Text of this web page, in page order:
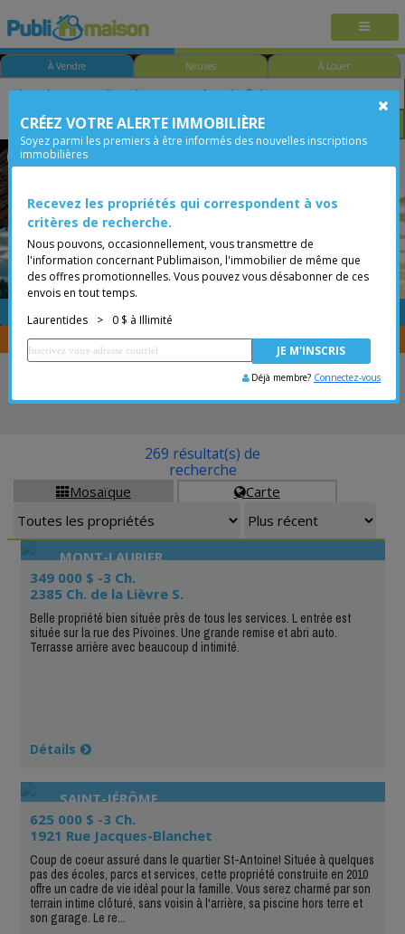
À Vendre Neuves À Louer
Chambre Prix
Lachute Laurentides
Placer une annonce
Vous êtes courtier, transférer vos propriétés avecCENTRIS
Mosaïque Carte
269 résultat(s) de
recherche
MONT-LAURIER
349 000 $ -3 Ch.
2385 Ch. de la Lièvre S.
Belle propriété bien située près de tous les services. L entrée est
située sur la rue des Pivoines. Une grande remise et abri auto.
Terrasse arrière avec beaucoup d intimité.
Détails
SAINT-JÉRÔME
625 000 $ -3 Ch.
1921 Rue Jacques-Blanchet
Coup de coeur assuré dans le quartier St-Antoine! Située à quelques
pas des écoles, parcs et services, cette propriété construite en 2010
offre un cadre de vie idéal pour la famille. Vous serez charmé par son
terrain intime clôturé, sans voisin à l'arrière, sa piscine hors terre et
son garage. Le re...
CRÉEZ VOTRE ALERTE IMMOBILIÈRE
Soyez parmi les premiers à être informés des nouvelles inscriptions
immobilières
Recevez les propriétés qui correspondent à vos
critères de recherche.
Nous pouvons, occasionnellement, vous transmettre de
l'information concernant Publimaison, l'immobilier de même que
des offres promotionnelles. Vous pouvez vous désabonner de ces
envois en tout temps.
Laurentides
> 0 $ à Illimité
Déjà membre? Connectez-vous